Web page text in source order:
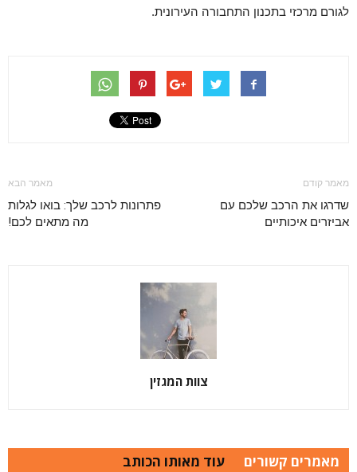
לגורם מרכזי בתכנון התחבורה העירונית.
מאמר קודם
שדרגו את הרכב שלכם עם
אביזרים איכותיים
מאמר הבא
פתרונות לרכב שלך: בואו לגלות
מה מתאים לכם!
צוות המגזין
מאמרים קשורים עוד מאותו הכותב